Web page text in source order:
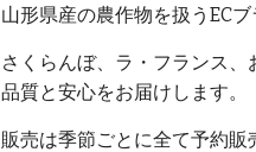
山形県産の農作物を扱うECブ
さくらんぼ、ラ・フランス
品質と安心をお届けします。
販売は季節ごとに全て予約販